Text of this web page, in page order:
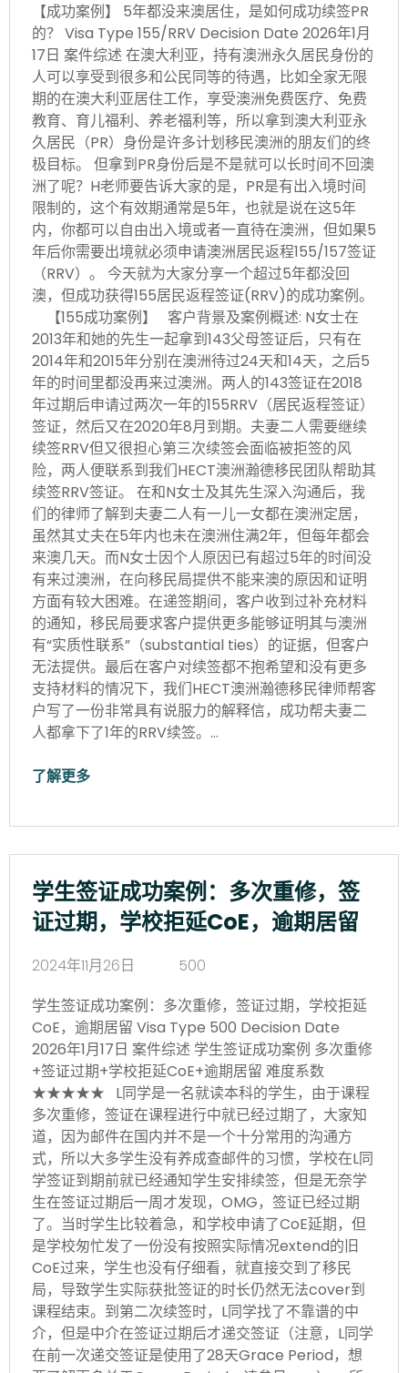
【成功案例】 5年都没来澳居住，是如何成功续签PR
的？ Visa Type 155/RRV Decision Date 2026年1月
17日 案件综述 在澳大利亚，持有澳洲永久居民身份的
人可以享受到很多和公民同等的待遇，比如全家无限
期的在澳大利亚居住工作，享受澳洲免费医疗、免费
教育、育儿福利、养老福利等，所以拿到澳大利亚永
久居民（PR）身份是许多计划移民澳洲的朋友们的终
极目标。 但拿到PR身份后是不是就可以长时间不回澳
洲了呢？H老师要告诉大家的是，PR是有出入境时间
限制的，这个有效期通常是5年，也就是说在这5年
内，你都可以自由出入境或者一直待在澳洲，但如果5
年后你需要出境就必须申请澳洲居民返程155/157签证
（RRV）。 今天就为大家分享一个超过5年都没回
澳，但成功获得155居民返程签证(RRV)的成功案例。
【155成功案例】 客户背景及案例概述: N女士在
2013年和她的先生一起拿到143父母签证后，只有在
2014年和2015年分别在澳洲待过24天和14天，之后5
年的时间里都没再来过澳洲。两人的143签证在2018
年过期后申请过两次一年的155RRV（居民返程签证）
签证，然后又在2020年8月到期。夫妻二人需要继续
续签RRV但又很担心第三次续签会面临被拒签的风
险，两人便联系到我们HECT澳洲瀚德移民团队帮助其
续签RRV签证。 在和N女士及其先生深入沟通后，我
们的律师了解到夫妻二人有一儿一女都在澳洲定居，
虽然其丈夫在5年内也未在澳洲住满2年，但每年都会
来澳几天。而N女士因个人原因已有超过5年的时间没
有来过澳洲，在向移民局提供不能来澳的原因和证明
方面有较大困难。在递签期间，客户收到过补充材料
的通知，移民局要求客户提供更多能够证明其与澳洲
有“实质性联系”（substantial ties）的证据，但客户
无法提供。最后在客户对续签都不抱希望和没有更多
支持材料的情况下，我们HECT澳洲瀚德移民律师帮客
户写了一份非常具有说服力的解释信，成功帮夫妻二
人都拿下了1年的RRV续签。…
了解更多
学生签证成功案例：多次重修，签
证过期，学校拒延CoE，逾期居留
2024年11月26日
500
学生签证成功案例：多次重修，签证过期，学校拒延
CoE，逾期居留 Visa Type 500 Decision Date
2026年1月17日 案件综述 学生签证成功案例 多次重修
+签证过期+学校拒延CoE+逾期居留 难度系数
★★★★★ L同学是一名就读本科的学生，由于课程
多次重修，签证在课程进行中就已经过期了，大家知
道，因为邮件在国内并不是一个十分常用的沟通方
式，所以大多学生没有养成查邮件的习惯，学校在L同
学签证到期前就已经通知学生安排续签，但是无奈学
生在签证过期后一周才发现，OMG，签证已经过期
了。当时学生比较着急，和学校申请了CoE延期，但
是学校匆忙发了一份没有按照实际情况extend的旧
CoE过来，学生也没有仔细看，就直接交到了移民
局，导致学生实际获批签证的时长仍然无法cover到
课程结束。到第二次续签时，L同学找了不靠谱的中
介，但是中介在签证过期后才递交签证（注意，L同学
在前一次递交签证是使用了28天Grace Period，想